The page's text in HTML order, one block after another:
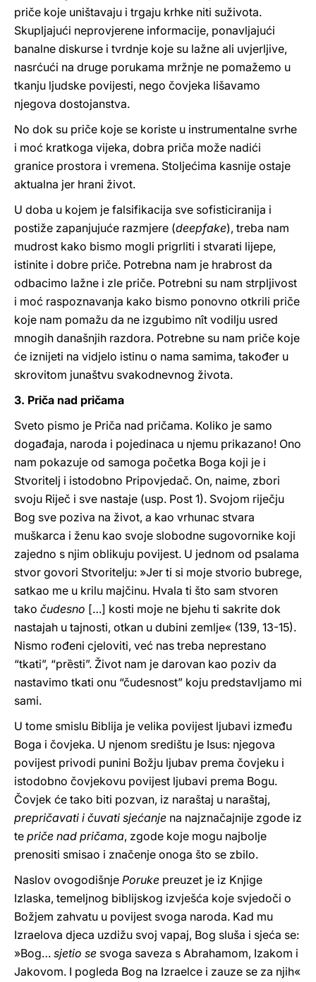
priče koje uništavaju i trgaju krhke niti suživota.
Skupljajući neprovjerene informacije, ponavljajući
banalne diskurse i tvrdnje koje su lažne ali uvjerljive,
nasrćući na druge porukama mržnje ne pomažemo u
tkanju ljudske povijesti, nego čovjeka lišavamo
njegova dostojanstva.
No dok su priče koje se koriste u instrumentalne svrhe
i moć kratkoga vijeka, dobra priča može nadići
granice prostora i vremena. Stoljećima kasnije ostaje
aktualna jer hrani život.
U doba u kojem je falsifikacija sve sofisticiranija i
postiže zapanjujuće razmjere (deepfake), treba nam
mudrost kako bismo mogli prigrliti i stvarati lijepe,
istinite i dobre priče. Potrebna nam je hrabrost da
odbacimo lažne i zle priče. Potrebni su nam strpljivost
i moć raspoznavanja kako bismo ponovno otkrili priče
koje nam pomažu da ne izgubimo nît vodilju usred
mnogih današnjih razdora. Potrebne su nam priče koje
će iznijeti na vidjelo istinu o nama samima, također u
skrovitom junaštvu svakodnevnog života.
3. Priča nad pričama
Sveto pismo je Priča nad pričama. Koliko je samo
događaja, naroda i pojedinaca u njemu prikazano! Ono
nam pokazuje od samoga početka Boga koji je i
Stvoritelj i istodobno Pripovjedač. On, naime, zbori
svoju Riječ i sve nastaje (usp. Post 1). Svojom riječju
Bog sve poziva na život, a kao vrhunac stvara
muškarca i ženu kao svoje slobodne sugovornike koji
zajedno s njim oblikuju povijest. U jednom od psalama
stvor govori Stvoritelju: »Jer ti si moje stvorio bubrege,
satkao me u krilu majčinu. Hvala ti što sam stvoren
tako čudesno […] kosti moje ne bjehu ti sakrite dok
nastajah u tajnosti, otkan u dubini zemlje« (139, 13-15).
Nismo rođeni cjeloviti, već nas treba neprestano
“tkati”, “prȅsti”. Život nam je darovan kao poziv da
nastavimo tkati onu “čudesnost” koju predstavljamo mi
sami.
U tome smislu Biblija je velika povijest ljubavi između
Boga i čovjeka. U njenom središtu je Isus: njegova
povijest privodi punini Božju ljubav prema čovjeku i
istodobno čovjekovu povijest ljubavi prema Bogu.
Čovjek će tako biti pozvan, iz naraštaj u naraštaj,
prepričavati i čuvati sjećanje na najznačajnije zgode iz
te priče nad pričama, zgode koje mogu najbolje
prenositi smisao i značenje onoga što se zbilo.
Naslov ovogodišnje Poruke preuzet je iz Knjige
Izlaska, temeljnog biblijskog izvješća koje svjedoči o
Božjem zahvatu u povijest svoga naroda. Kad mu
Izraelova djeca uzdižu svoj vapaj, Bog sluša i sjeća se:
»Bog… sjetio se svoga saveza s Abrahamom, Izakom i
Jakovom. I pogleda Bog na Izraelce i zauze se za njih«